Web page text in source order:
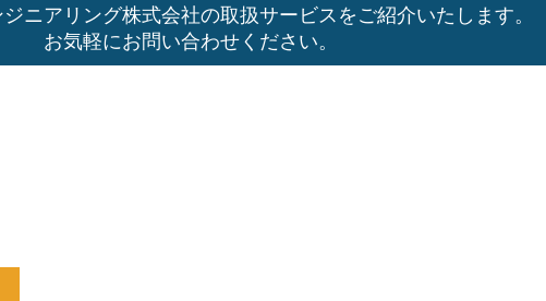
ニアリング株式会社の取扱サービスをご紹介いたします。
お気軽にお問い合わせください。